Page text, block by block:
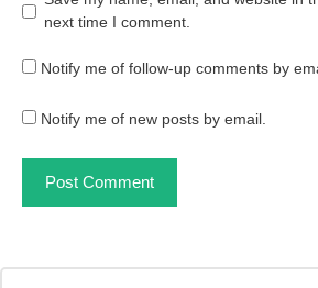
next time I comment.
Notify me of follow-up comments by
Notify me of new posts by email.